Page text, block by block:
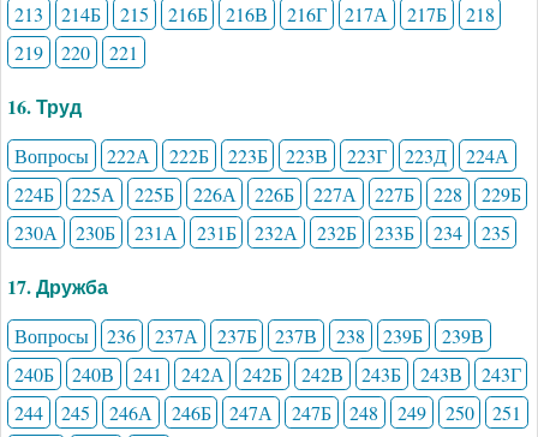
213
214Б 215 216Б 216В 216Г 217А 217Б
218
219
220 221
16. Труд
Вопросы 222А 222Б 223Б 223В 223Г 223Д
224А
224Б
225А 225Б 226А 226Б 227А 227Б 228
229Б
230А
230Б 231А 231Б 232А 232Б 233Б 234 235
17. Дружба
Вопросы 236 237А 237Б 237В 238 239Б
239В
240Б
240В 241 242А 242Б 242В 243Б 243В
243Г
244
245 246А 246Б 247А 247Б 248 249 250
251